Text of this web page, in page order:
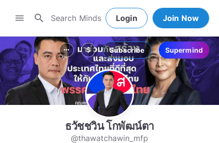
menu search Login Join Now
more_horiz attach_money Subscribe Supermind
ธวัชชวิน โกพัฒน์ตา
@thawatchawin_mfp